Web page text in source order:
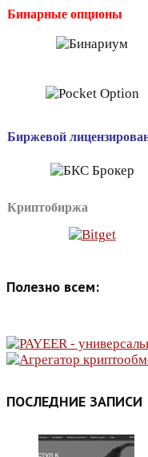
Бинарные опционы
Биржевой
Криптобиржа
Полезно всем:
ПОСЛЕДНИЕ ЗАПИСИ